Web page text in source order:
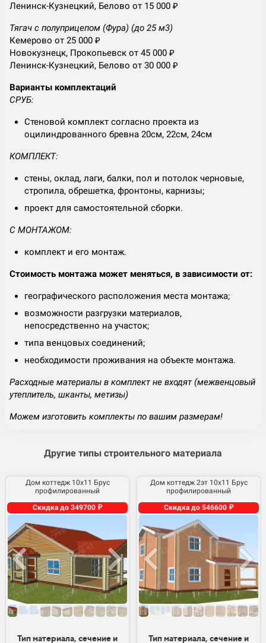
Ленинск-Кузнецкий, Белово от 15 000 ₽
Тягач с полуприцепом (Фура) (до 25 м3)
Кемерово от 25 000 ₽
Новокузнецк, Прокопьевск от 45 000 ₽
Ленинск-Кузнецкий, Белово от 30 000 ₽
Варианты комплектаций
СРУБ:
Стеновой комплект согласно проекта из
оцилиндрованного бревна 20см, 22см, 24см
КОМПЛЕКТ:
стены, оклад, лаги, балки, пол и потолок черновые,
стропила, обрешетка, фронтоны, карнизы;
проект для самостоятельной сборки.
С МОНТАЖОМ:
комплект и его монтаж.
Стоимость монтажа может меняться, в зависимости от:
географического расположения места монтажа;
возможности разгрузки материалов,
непосредственно на участок;
типа венцовых соединений;
необходимости проживания на объекте монтажа.
Расходные материалы в комплект не входят (межвенцовый
утеплитель, шканты, метизы)
Можем изготовить комплекты по вашим размерам!
Другие типы строительного материала
Дом коттедж 10х11 Брус
профилированный
Скидка до 349700 ₽
Тип материала, сечение и
Дом коттедж 2эт 10х11 Брус
профилированный
Скидка до 546600 ₽
Тип материала, сечение и